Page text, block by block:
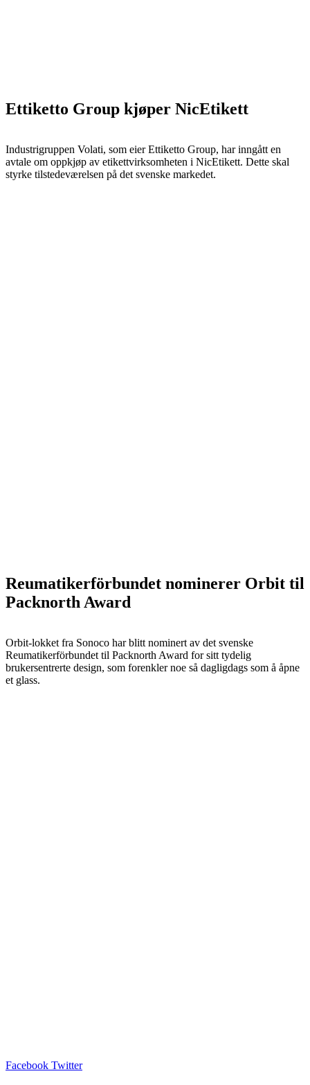
Ettiketto Group kjøper NicEtikett
Industrigruppen Volati, som eier Ettiketto Group, har inngått en
avtale om oppkjøp av etikettvirksomheten i NicEtikett. Dette skal
styrke tilstedeværelsen på det svenske markedet.
Reumatikerförbundet nominerer Orbit til
Packnorth Award
Orbit-lokket fra Sonoco har blitt nominert av det svenske
Reumatikerförbundet til Packnorth Award for sitt tydelig
brukersentrerte design, som forenkler noe så dagligdags som å åpne
et glass.
Facebook Twitter